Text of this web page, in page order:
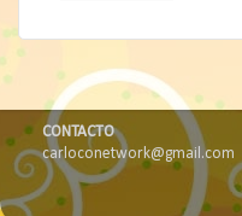
CONTACTO
carloconetwork@gmail.com